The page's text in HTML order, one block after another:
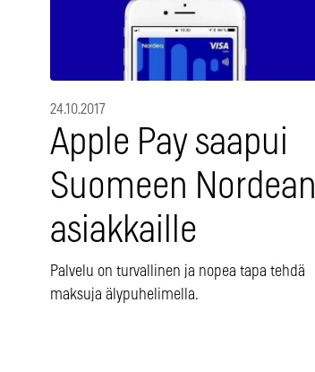
24.10.2017
Apple Pay saapui
Suomeen Nordean
asiakkaille
Palvelu on turvallinen ja nopea tapa tehdä
maksuja älypuhelimella.